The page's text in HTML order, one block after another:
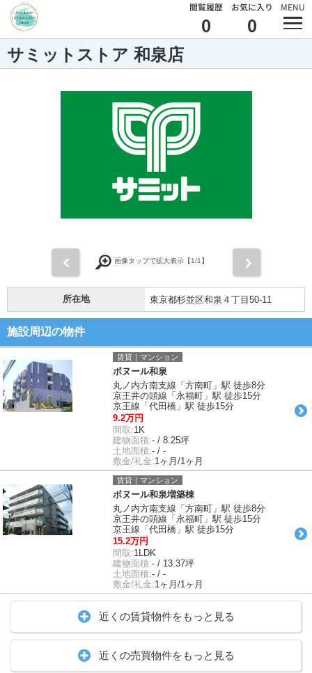
閲覧履歴
0
お気に入り
0
MENU
サミットストア 和泉店
画像タップで拡大表示【1/1】
所在地 東京都杉並区和泉４丁目50-11
施設周辺の物件
賃貸｜マンション
ボヌール和泉
丸ノ内方南支線「方南町」駅 徒歩8分
京王井の頭線「永福町」駅 徒歩15分
京王線「代田橋」駅 徒歩15分
9.2万円
間取:1K
建物面積:- / 8.25坪
土地面積:- / -
敷金/礼金:1ヶ月/1ヶ月
賃貸｜マンション
ボヌール和泉増築棟
丸ノ内方南支線「方南町」駅 徒歩8分
京王井の頭線「永福町」駅 徒歩15分
京王線「代田橋」駅 徒歩15分
15.2万円
間取:1LDK
建物面積:- / 13.37坪
土地面積:- / -
敷金/礼金:1ヶ月/1ヶ月
近くの賃貸物件をもっと見る
近くの売買物件をもっと見る